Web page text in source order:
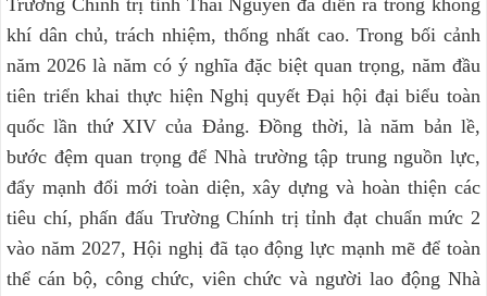
khí dân chủ, trách nhiệm, thống nhất cao. Trong bối cảnh
năm 2026 là năm có ý nghĩa đặc biệt quan trọng, năm đầu
tiên triển khai thực hiện Nghị quyết Đại hội đại biểu toàn
quốc lần thứ XIV của Đảng. Đồng thời, là năm bản lề,
bước đệm quan trọng để Nhà trường tập trung nguồn lực,
đẩy mạnh đổi mới toàn diện, xây dựng và hoàn thiện các
tiêu chí, phấn đấu Trường Chính trị tỉnh đạt chuẩn mức 2
vào năm 2027, Hội nghị đã tạo động lực mạnh mẽ để toàn
thể cán bộ, công chức, viên chức và người lao động Nhà